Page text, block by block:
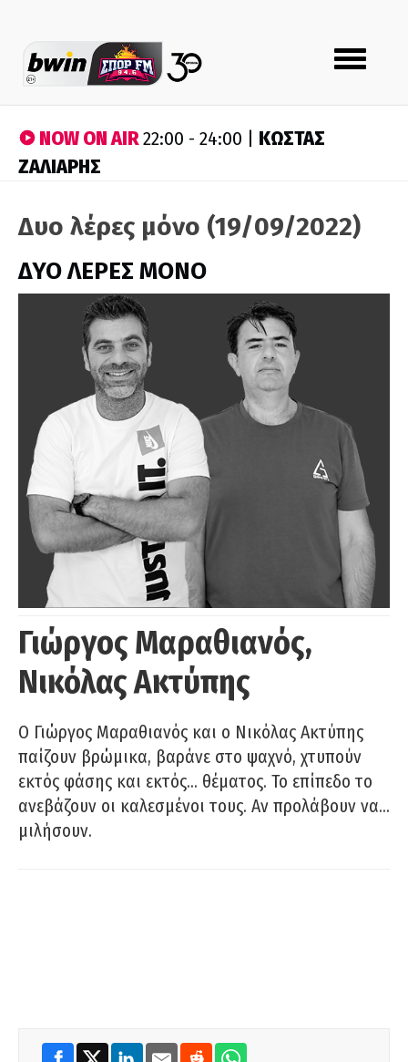
Toggle
navigation
NOW ON AIR22:00 - 24:00 | ΚΩΣΤΑΣ
ΖΑΛΙΑΡΗΣ
Δυο λέρες μόνο (19/09/2022)
ΔΥΟ ΛΕΡΕΣ ΜΟΝΟ
Γιώργος Μαραθιανός,
Νικόλας Ακτύπης
Ο Γιώργος Μαραθιανός και ο Νικόλας Ακτύπης
παίζουν βρώμικα, βαράνε στο ψαχνό, χτυπούν
εκτός φάσης και εκτός… θέματος. Το επίπεδο το
ανεβάζουν οι καλεσμένοι τους. Αν προλάβουν να…
μιλήσουν.